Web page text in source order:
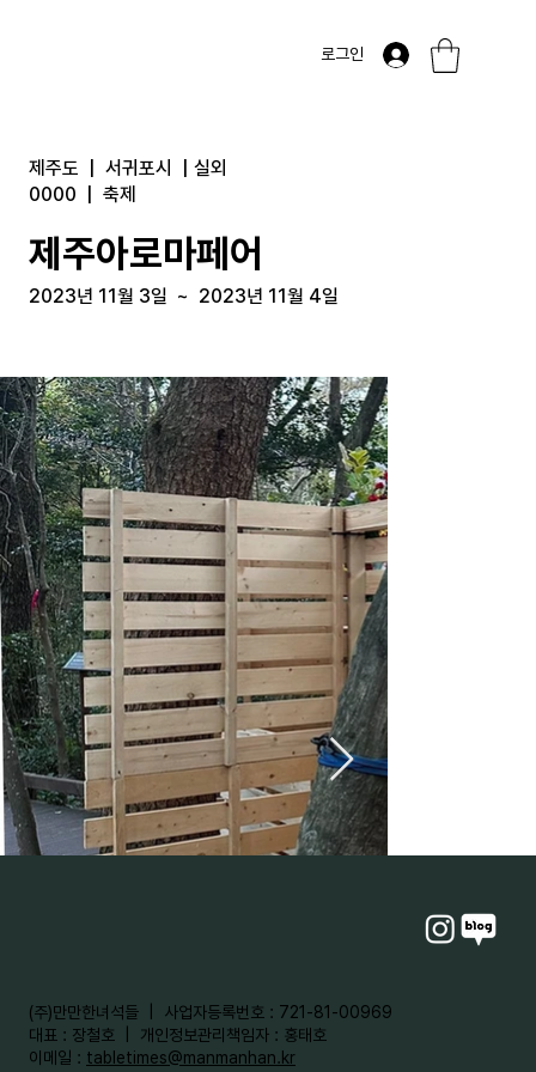
로그인
제주도 서귀포시
실외
0000
축제
제주아로마페어
2023년 11월 3일 ~ 2023년 11월 4일
​(주)만만한녀석들 | 사업자등록번호 : 721-81-00969
대표 : 장철호 | 개인정보관리책임자 : 홍태호
이메일 : tabletimes@manmanhan.kr